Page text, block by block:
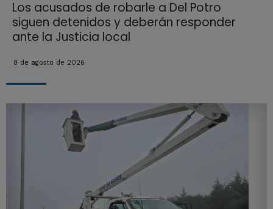
Los acusados de robarle a Del Potro
siguen detenidos y deberán responder
ante la Justicia local
8 de agosto de 2026